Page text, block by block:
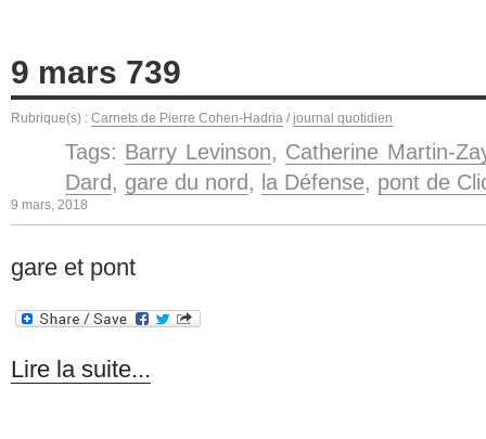
9 mars 739
Rubrique(s) : Carnets de Pierre Cohen-Hadria / journal quotidien
Tags: Barry Levinson, Catherine Martin-
Dard, gare du nord, la Défense, pont de
9 mars, 2018
gare et pont
Lire la suite...